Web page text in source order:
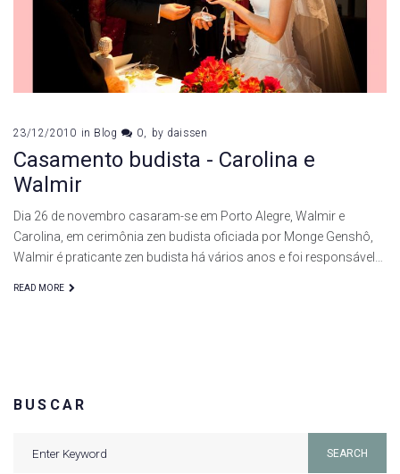
23/12/2010 in Blog 0 by daissen
Casamento budista - Carolina e
Walmir
Dia 26 de novembro casaram-se em Porto Alegre, Walmir e
Carolina, em cerimônia zen budista oficiada por Monge Genshô,
Walmir é praticante zen budista há vários anos e foi responsável…
READ MORE
BUSCAR
SEARCH